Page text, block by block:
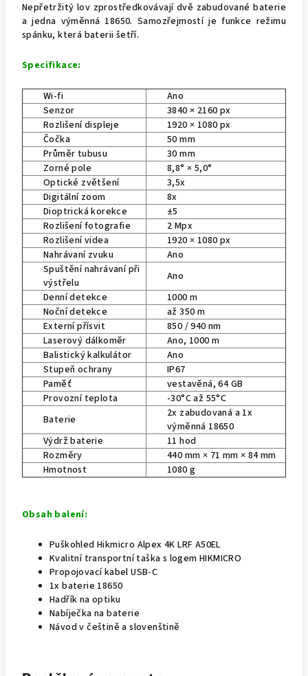
Nepřetržitý lov zprostředkovávají dvě zabudované baterie
a jedna výměnná 18650. Samozřejmostí je funkce režimu
spánku, která baterii šetří.
Specifikace:
Wi-fi
Ano
Senzor
3840 × 2160 px
Rozlišení displeje
1920 × 1080 px
Čočka
50 mm
Průměr tubusu
30 mm
Zorné pole
8,8° × 5,0°
Optické zvětšení
3,5x
Digitální zoom
8x
Dioptrická korekce
±5
Rozlišení fotografie
2 Mpx
Rozlišení videa
1920 × 1080 px
Nahrávaní zvuku
Ano
Spuštění nahrávaní při
výstřelu
Ano
Denní detekce
1000 m
Noční detekce
až 350 m
Externí přísvit
850 / 940 nm
Laserový dálkoměr
Ano, 1000 m
Balistický kalkulátor
Ano
Stupeň ochrany
IP67
Paměť
vestavěná, 64 GB
Provozní teplota
-30°C až 55°C
Baterie
2x zabudovaná a 1x
výměnná 18650
Výdrž baterie
11 hod
Rozměry
440 mm × 71 mm × 84 mm
Hmotnost
1080 g
Obsah balení:
Puškohled Hikmicro Alpex 4K LRF A50EL
Kvalitní transportní taška s logem HIKMICRO
Propojovací kabel USB-C
1x baterie 18650
Hadřík na optiku
Nabíječka na baterie
Návod v češtině a slovenštině